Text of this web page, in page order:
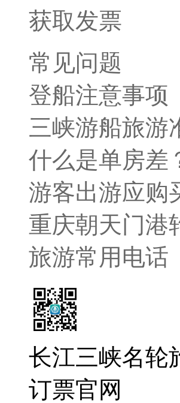
获取发票
常见问题
登船注意事项
三峡游船旅游
什么是单房差
游客出游应购
重庆朝天门港
旅游常用电话
长江三峡名轮
订票官网